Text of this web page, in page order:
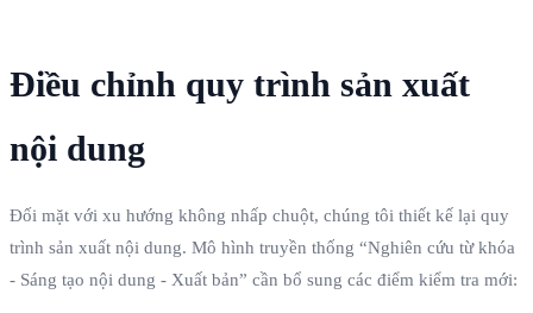
Điều chỉnh quy trình sản xuất
nội dung
Đối mặt với xu hướng không nhấp chuột, chúng tôi thiết kế lại quy
trình sản xuất nội dung. Mô hình truyền thống “Nghiên cứu từ khóa
- Sáng tạo nội dung - Xuất bản” cần bổ sung các điểm kiểm tra mới: